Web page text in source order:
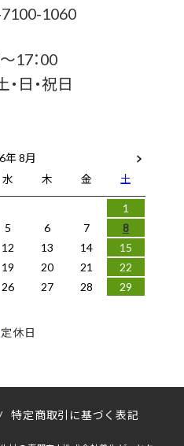
1060
17：00
日・祝日
年 8月
水 木 金
土
1
5 6 7
8
12 13 14
15
19 20 21
22
26 27 28
29
定休日
特定商取引に基づく表記